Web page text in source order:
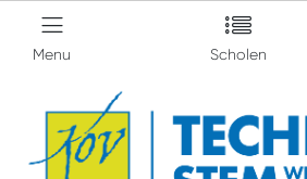
Menu Scholen